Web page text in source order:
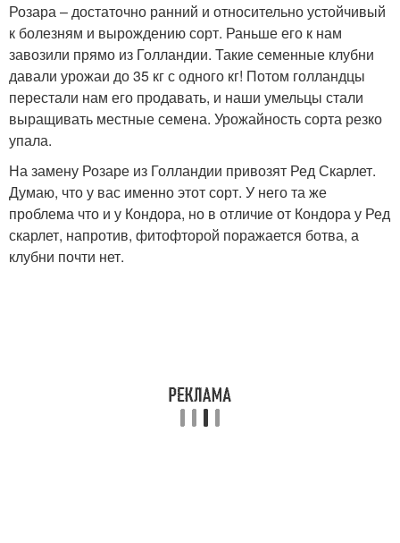
Розара – достаточно ранний и относительно устойчивый
к болезням и вырождению сорт. Раньше его к нам
завозили прямо из Голландии. Такие семенные клубни
давали урожаи до 35 кг с одного кг! Потом голландцы
перестали нам его продавать, и наши умельцы стали
выращивать местные семена. Урожайность сорта резко
упала.
На замену Розаре из Голландии привозят Ред Скарлет.
Думаю, что у вас именно этот сорт. У него та же
проблема что и у Кондора, но в отличие от Кондора у Ред
скарлет, напротив, фитофторой поражается ботва, а
клубни почти нет.